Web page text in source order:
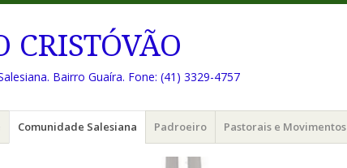
CRISTÓVÃO
Bairro Guaíra. Fone: (41) 3329-4757
Comunidade Salesiana Padroeiro Pastorais e Movimentos